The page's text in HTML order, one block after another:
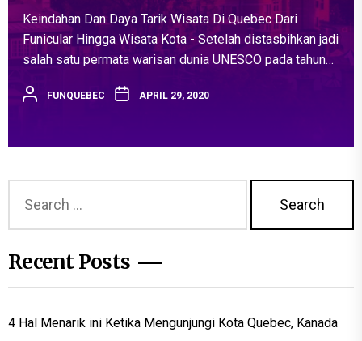
Keindahan Dan Daya Tarik Wisata Di Quebec Dari
Funicular Hingga Wisata Kota - Setelah distasbihkan jadi
salah satu permata warisan dunia UNESCO pada tahun
berbenteng di utara, selain...
FUNQUEBEC APRIL 29, 2020
for:
Recent Posts
4 Hal Menarik ini Ketika Mengunjungi Kota Quebec, Kanada